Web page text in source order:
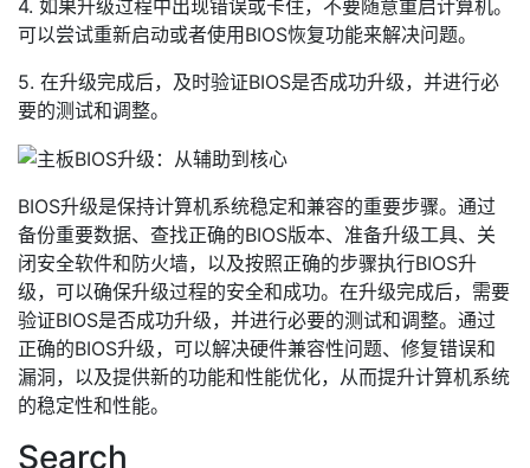
4. 如果升级过程中出现错误或卡住，不要随意重启计算机。
可以尝试重新启动或者使用BIOS恢复功能来解决问题。
5. 在升级完成后，及时验证BIOS是否成功升级，并进行必
要的测试和调整。
BIOS升级是保持计算机系统稳定和兼容的重要步骤。通过
备份重要数据、查找正确的BIOS版本、准备升级工具、关
闭安全软件和防火墙，以及按照正确的步骤执行BIOS升
级，可以确保升级过程的安全和成功。在升级完成后，需要
验证BIOS是否成功升级，并进行必要的测试和调整。通过
正确的BIOS升级，可以解决硬件兼容性问题、修复错误和
漏洞，以及提供新的功能和性能优化，从而提升计算机系统
的稳定性和性能。
Search